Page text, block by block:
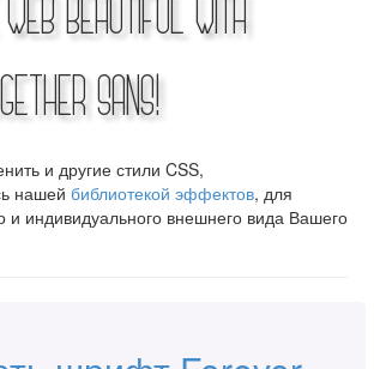
Sans!
и другие стили CSS,
нашей библиотекой эффектов, для
и индивидуального внешнего вида Вашего